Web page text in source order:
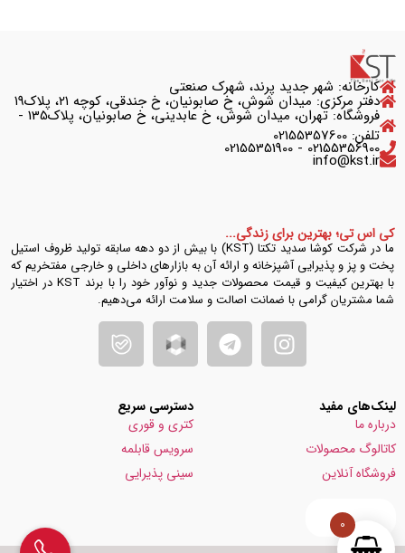
کارخانه: شهر جدید پرند، شهرک صنعتی
دفتر مرکزی: میدان شوش، خ صابونیان، خ جندقی، کوچه ۲۱، پلاک۱۹
فروشگاه: تهران، میدان شوش، خ عابدینی، خ صابونیان، پلاک135 -
تلفن: 02155357600
02155356900 - 02155351900
info@kst.ir
کی اس تی؛ بهترین برای زندگی...
ما در شرکت کوشا سدید تکتا (KST) با بیش از دو دهه سابقه تولید ظروف استیل
پخت و پز و پذیرایی آشپزخانه و ارائه آن به بازارهای داخلی و خارجی مفتخریم که
با بهترین کیفیت و قیمت محصولات جدید و نوآور خود را با برند KST در اختیار
شما مشتریان گرامی با ضمانت اصالت و سلامت ارائه می‌دهیم.
لینک‌های مفید
درباره ما
کاتالوگ محصولات
فروشگاه آنلاین
دسترسی سریع
کتری و قوری
سرویس قابلمه
سینی پذیرایی
0